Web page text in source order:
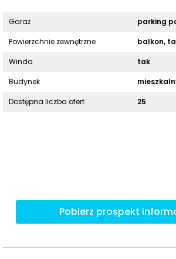
Garaż
parking
Powierzchnie zewnętrzne
balkon,
Winda
tak
Budynek
Dostępna liczba ofert
25
Pobierz prospekt